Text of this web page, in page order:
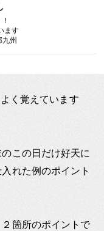
ます
州
く覚えています
この日だけ好天に
れた例のポイント
箇所のポイントで